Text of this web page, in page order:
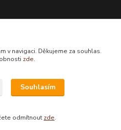
v navigaci. Děkujeme za souhlas.
zde.
Souhlasím
odmítnout zde.